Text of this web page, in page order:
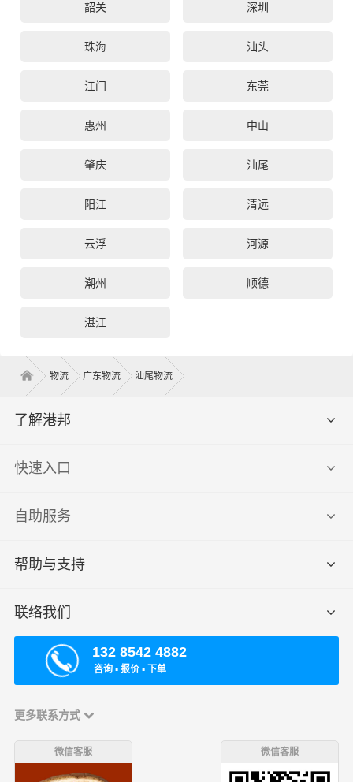
韶关 深圳
珠海 汕头
江门 东莞
惠州 中山
肇庆 汕尾
阳江 清远
云浮 河源
潮州 顺德
湛江
物流 广东物流 汕尾物流
了解港邦
快速入口
自助服务
帮助与支持
联络我们
132 8542 4882
咨询 ▪ 报价 ▪ 下单
更多联系方式
微信客服 微信客服